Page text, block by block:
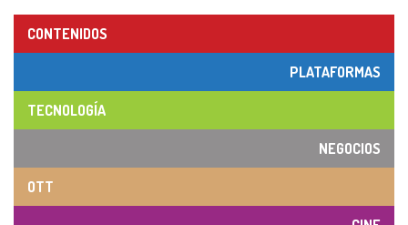
CONTENIDOS
PLATAFORMAS
TECNOLOGÍA
NEGOCIOS
OTT